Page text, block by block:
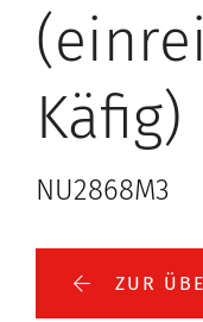
Käfig)
NU2868M3
ZUR